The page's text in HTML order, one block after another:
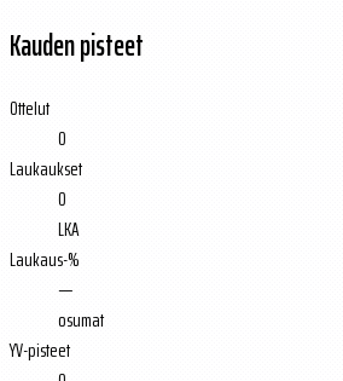
Kauden pisteet
Ottelut
0
Laukaukset
0
LKA
Laukaus-%
—
osumat
YV-pisteet